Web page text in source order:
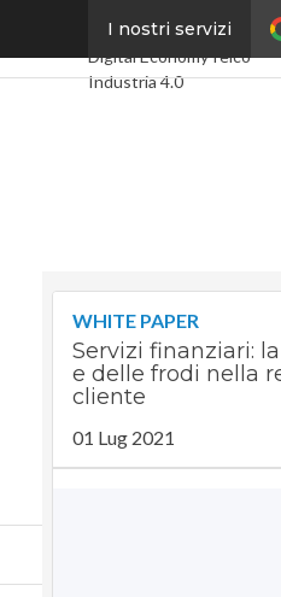
I nostri servizi
Ultimi articoli
Digital EconomyTelco
Industria 4.0
WHITE PAPER
Servizi finanziari:
e delle frodi nella
cliente
01 Lug 2021